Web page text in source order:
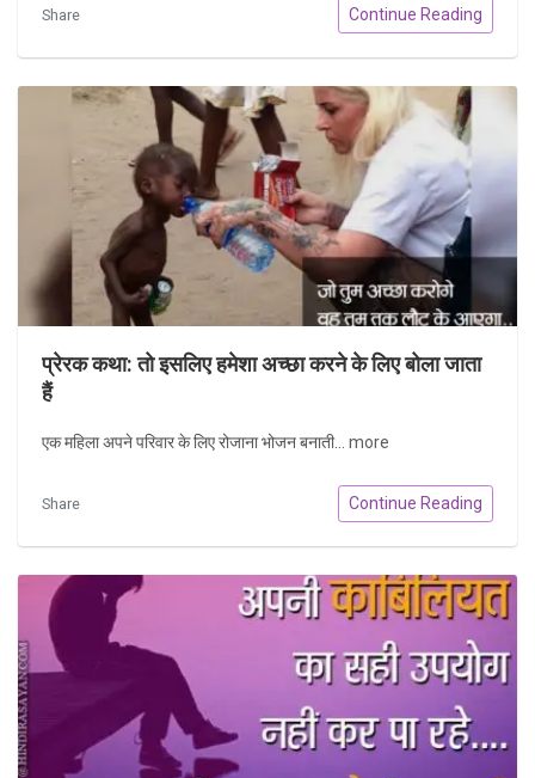
Share Continue Reading
प्रेरक कथा: तो इसलिए हमेशा अच्छा करने के लिए बोला जाता
हैं
एक महिला अपने परिवार के लिए रोजाना भोजन बनाती... more
Share Continue Reading